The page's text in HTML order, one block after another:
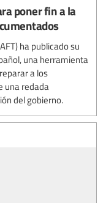
poner fin a la
ha publicado su
una herramienta
a los
una redada
del gobierno.